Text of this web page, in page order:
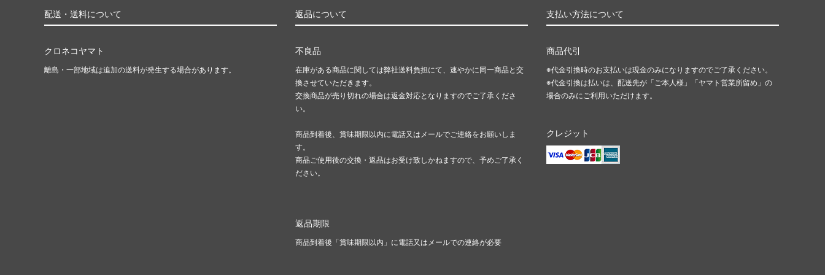
配送・送料について
クロネコヤマト
離島・一部地域は追加の送料が発生する場合があります。
返品について
不良品
在庫がある商品に関しては弊社送料負担にて、速やかに同一商品と交
換させていただきます。
交換商品が売り切れの場合は返金対応となりますのでご了承くださ
い。
商品到着後、賞味期限以内に電話又はメールでご連絡をお願いしま
す。
商品ご使用後の交換・返品はお受け致しかねますので、予めご了承く
ださい。
返品期限
商品到着後「賞味期限以内」に電話又はメールでの連絡が必要
支払い方法について
商品代引
※代金引換時のお支払いは現金のみになりますのでご了承ください。
※代金引換は払いは、配送先が「ご本人様」「ヤマト営業所留め」の
場合のみにご利用いただけます。
クレジット